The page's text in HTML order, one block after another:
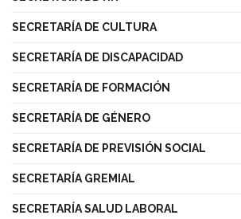
SECRETARÍA DE CULTURA
SECRETARÍA DE DISCAPACIDAD
SECRETARÍA DE FORMACIÓN
SECRETARÍA DE GÉNERO
SECRETARÍA DE PREVISIÓN SOCIAL
SECRETARÍA GREMIAL
SECRETARÍA SALUD LABORAL